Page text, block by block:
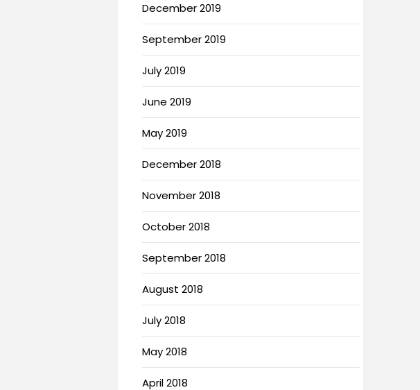
December 2019
September 2019
July 2019
June 2019
May 2019
December 2018
November 2018
October 2018
September 2018
August 2018
July 2018
May 2018
April 2018